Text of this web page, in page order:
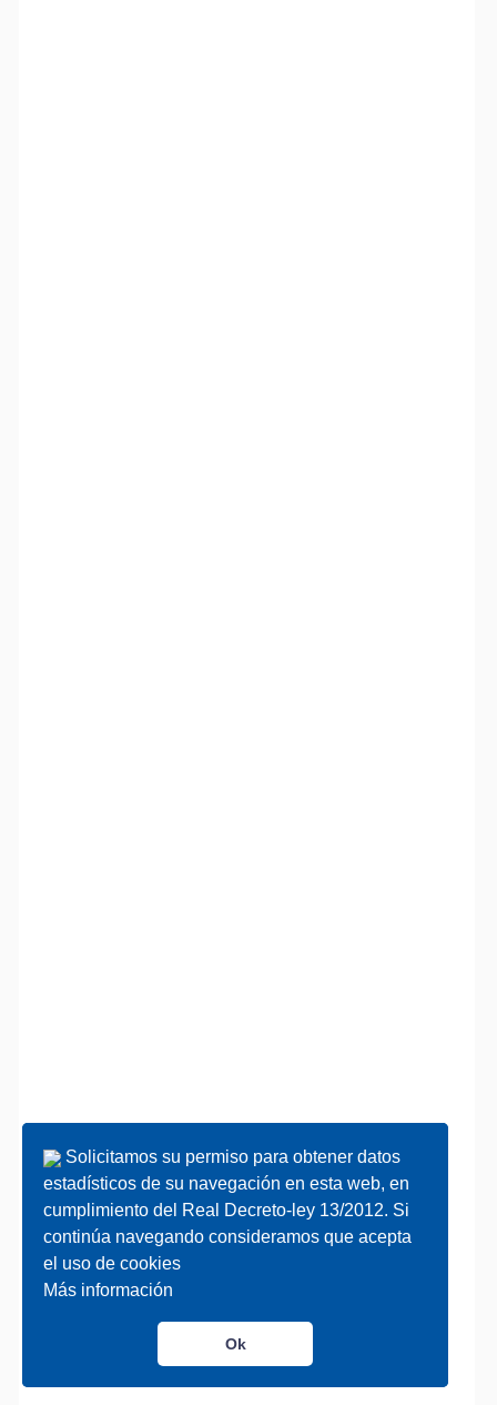
Solicitamos su permiso para obtener datos
estadísticos de su navegación en esta web, en
cumplimiento del Real Decreto-ley 13/2012. Si
continúa navegando consideramos que acepta
el uso de cookies
Más información
Ok
Solicitamos su permiso para obtener datos
estadísticos de su navegación en esta web, en
cumplimiento del Real Decreto-ley 13/2012. Si
continúa navegando consideramos que acepta
el uso de cookies
Más información
Ok